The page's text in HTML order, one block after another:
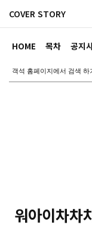
HOME 목차 공지
COVER STORY
워아이차차